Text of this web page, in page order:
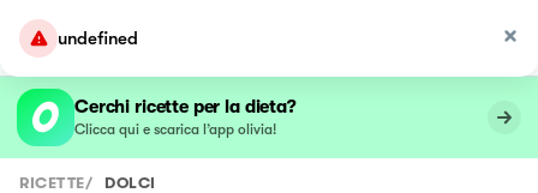
undefined
Cerchi ricette per la dieta?
Clicca qui e scarica l’app olivia!
RICETTE/ DOLCI